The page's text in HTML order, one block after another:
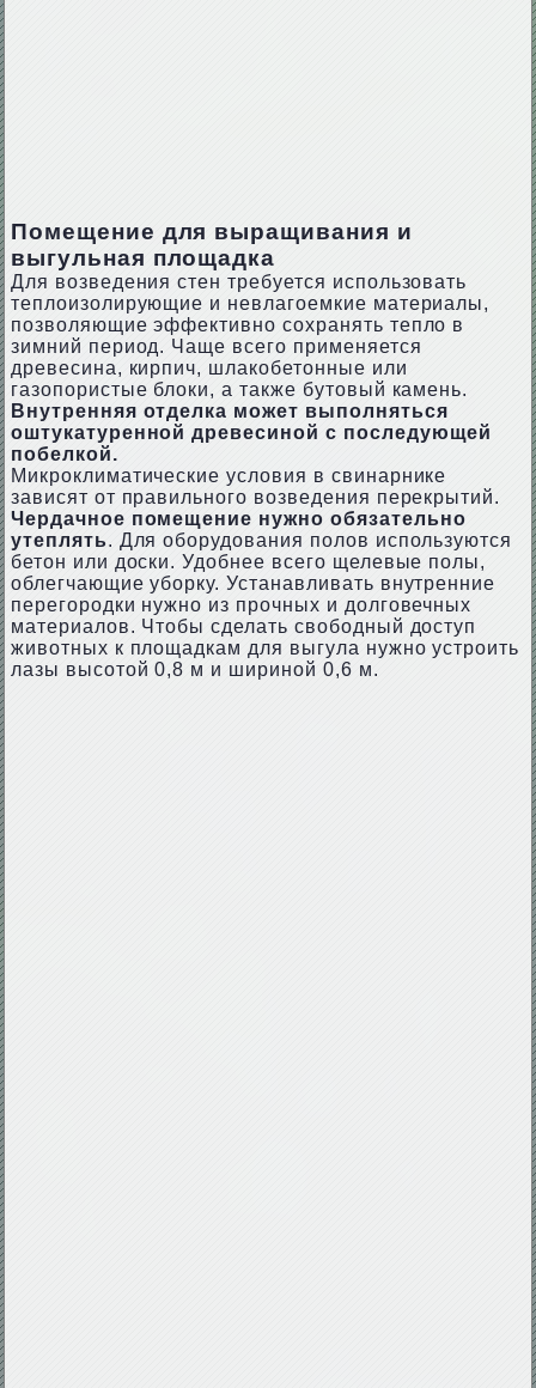
Помещение для выращивания и
выгульная площадка
Для возведения стен требуется использовать
теплоизолирующие и невлагоемкие материалы,
позволяющие эффективно сохранять тепло в
зимний период. Чаще всего применяется
древесина, кирпич, шлакобетонные или
газопористые блоки, а также бутовый камень.
Внутренняя отделка может выполняться
оштукатуренной древесиной с последующей
побелкой.
Микроклиматические условия в свинарнике
зависят от правильного возведения перекрытий.
Чердачное помещение нужно обязательно
утеплять. Для оборудования полов используются
бетон или доски. Удобнее всего щелевые полы,
облегчающие уборку. Устанавливать внутренние
перегородки нужно из прочных и долговечных
материалов. Чтобы сделать свободный доступ
животных к площадкам для выгула нужно устроить
лазы высотой 0,8 м и шириной 0,6 м.